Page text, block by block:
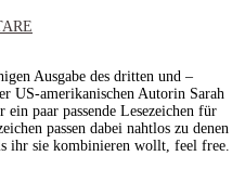
Ausgabe des dritten und –
US-amerikanischen Autorin Sarah
paar passende Lesezeichen für
passen dabei nahtlos zu denen
ihr sie kombinieren wollt, feel free.